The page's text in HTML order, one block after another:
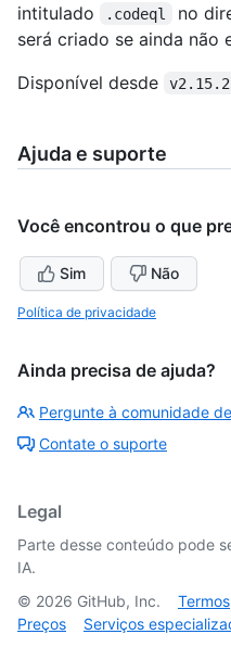
intitulado
.codeql
no
será criado se ainda não
Disponível desde
v2.15.2
Ajuda e suporte
Você encontrou o que
Sim Não
Política de privacidade
Ainda precisa de ajuda?
Pergunte à comunidade
Contate o suporte
Legal
Parte desse conteúdo pode
IA.
© 2026 GitHub, Inc. Termos
Preços
Serviços